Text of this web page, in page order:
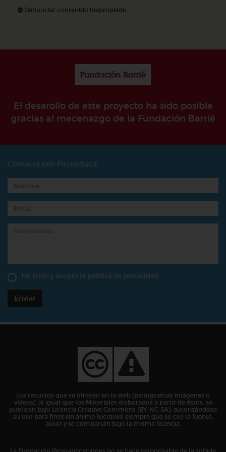
Denunciar contenido inapropiado
El desarollo de este proyecto ha sido posible
gracias al mecenazgo de la Fundación Barrié
Contacta con Pictoeduca
He leído y acepto la política de privacidad
Enviar
Los recursos que se ofrecen en la web (pictogramas,imágenes o
vídeos), al igual que los Materiales elaborados a partir de éstos, se
publican bajo Licencia Creative Commons (BY-NC-SA), autorizándose
su uso para fines sin ánimo lucrativo siempre que se cite la fuente,
autor y se compartan bajo la misma licencia.